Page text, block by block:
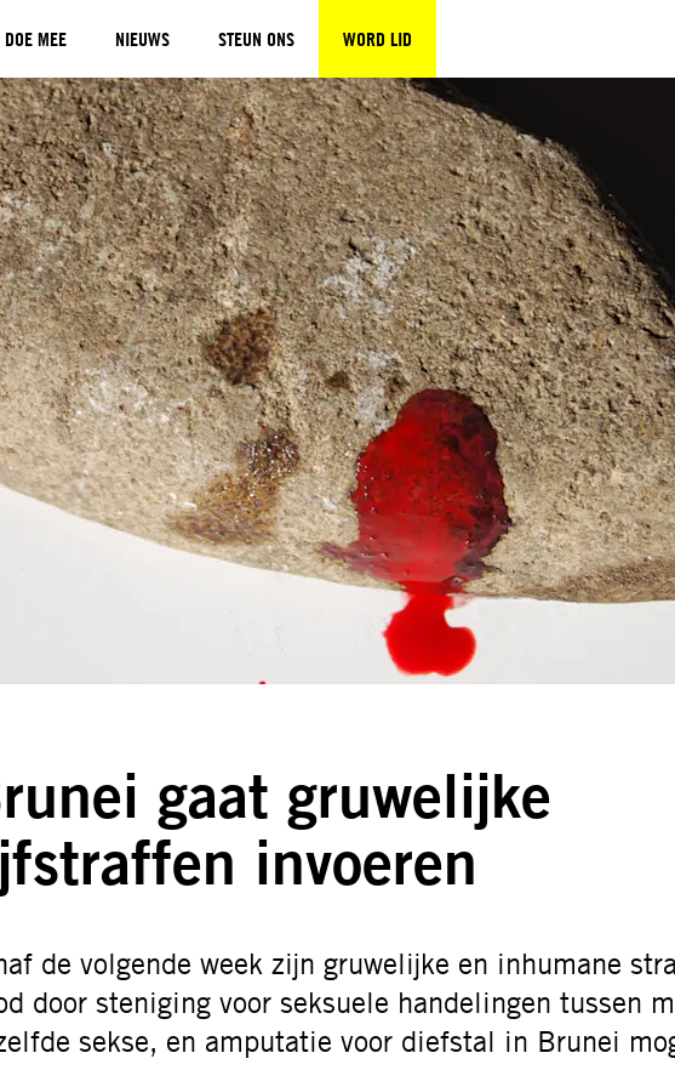
DOE MEE NIEUWS STEUN ONS WORD LID
gaat gruwelijke
invoeren
de volgende week zijn gruwelijke en inhumane
door steniging voor seksuele handelingen tussen
sekse, en amputatie voor diefstal in Brunei